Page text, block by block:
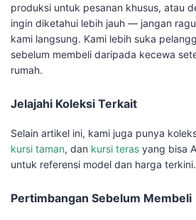
produksi untuk pesanan khusus, atau
ingin diketahui lebih jauh — jangan
kami langsung. Kami lebih suka
sebelum membeli daripada kecewa
rumah.
Jelajahi Koleksi Terkait
Selain artikel ini, kami juga punya
kursi taman, dan kursi teras yang bisa
untuk referensi model dan harga terkini.
Pertimbangan Sebelum Membeli